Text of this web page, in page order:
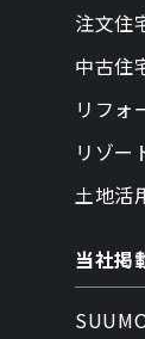
注文住
中古住
リフォ
リゾー
土地活
当社掲